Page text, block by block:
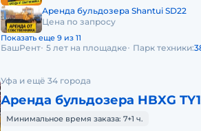
Аренда бульдозера Shantui SD22
Цена по запросу
Показать еще 9 из 11
БашРент 5 лет на площадке Парк техники:
Уфа и ещё 34 города
Аренда бульдозера HBXG
Минимальное время заказа: 7+1 ч.